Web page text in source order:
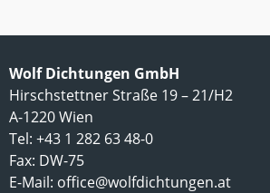
Wolf Dichtungen GmbH
Hirschstettner Straße 19 – 21/H2
A-1220 Wien
Tel: +43 1 282 63 48-0
Fax: DW-75
E-Mail: office@wolfdichtungen.at